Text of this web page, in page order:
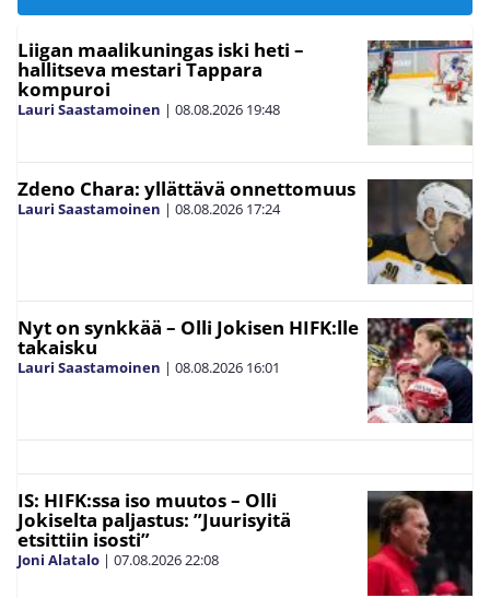
Liigan maalikuningas iski heti –
hallitseva mestari Tappara
kompuroi
Lauri Saastamoinen | 08.08.2026 19:48
Zdeno Chara: yllättävä onnettomuus
Lauri Saastamoinen | 08.08.2026 17:24
Nyt on synkkää – Olli Jokisen HIFK:lle
takaisku
Lauri Saastamoinen | 08.08.2026 16:01
IS: HIFK:ssa iso muutos – Olli
Jokiselta paljastus: ”Juurisyitä
etsittiin isosti”
Joni Alatalo | 07.08.202622:08